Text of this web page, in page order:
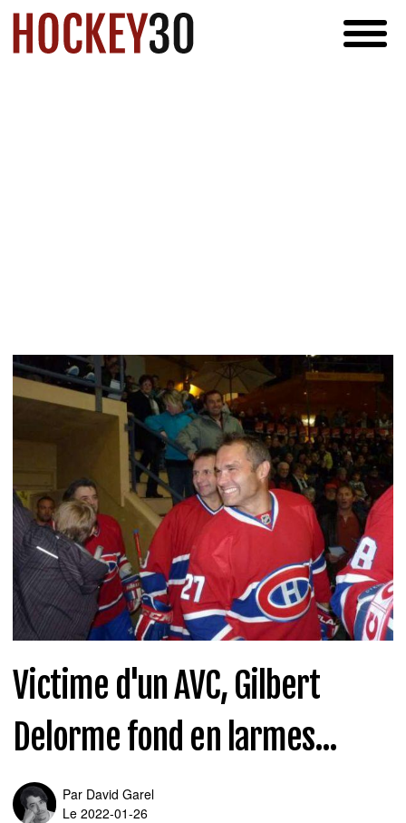
Victime d'un AVC, Gilbert
Delorme fond en larmes...
Par David Garel
Le 2022-01-26